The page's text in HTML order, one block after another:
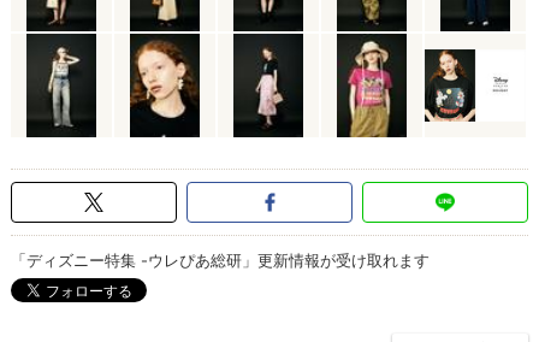
「ディズニー特集 -ウレぴあ総研」更新情報が受け取れます